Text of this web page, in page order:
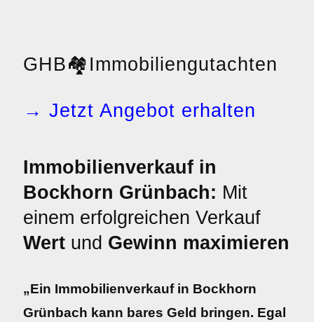
GHB🏘️ Immobiliengutachten
→ Jetzt Angebot erhalten
Immobilienverkauf in
Bockhorn Grünbach: Mit
einem erfolgreichen Verkauf
Wert und Gewinn maximieren
„Ein Immobilienverkauf in Bockhorn
Grünbach kann bares Geld bringen. Egal